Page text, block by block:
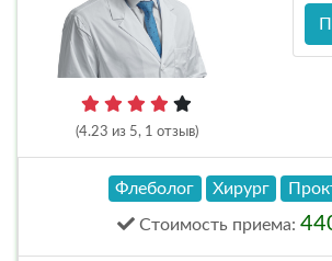
(4.23 из 5, 1 отзыв)
Флеболог Хирург
Стоимость приема: